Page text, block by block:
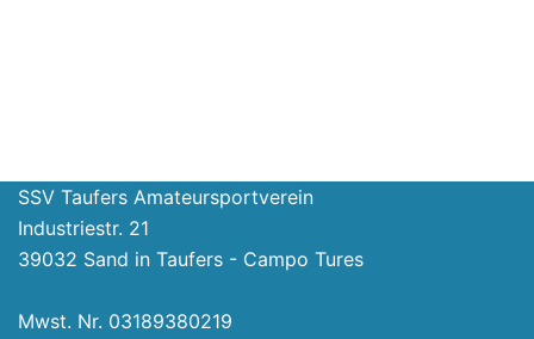
SSV Taufers Amateursportverein
Industriestr. 21
39032 Sand in Taufers - Campo Tures
Mwst. Nr. 03189380219